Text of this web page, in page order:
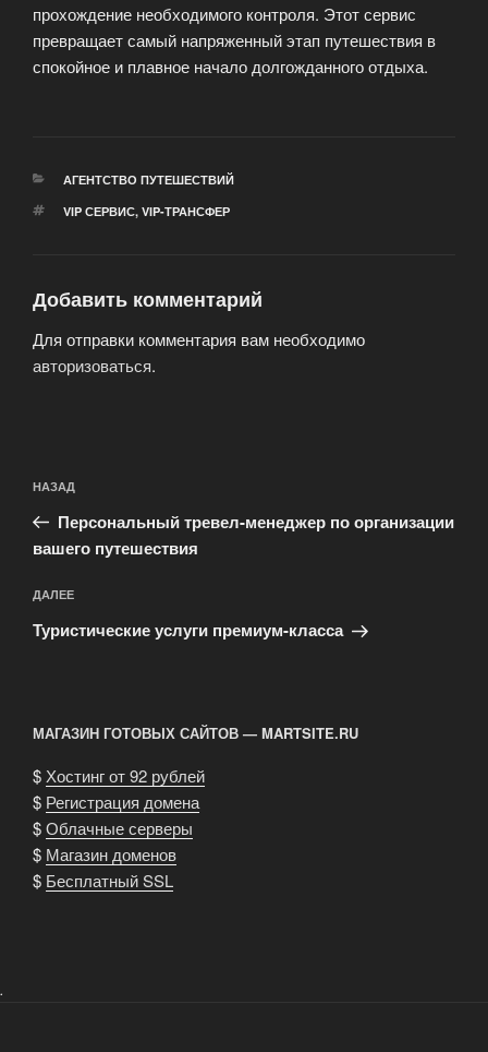
прохождение необходимого контроля. Этот сервис
превращает самый напряженный этап путешествия в
спокойное и плавное начало долгожданного отдыха.
РУБРИКИ
АГЕНТСТВО ПУТЕШЕСТВИЙ
МЕТКИ
VIP СЕРВИС, VIP-ТРАНСФЕР
Добавить комментарий
Для отправки комментария вам необходимо
авторизоваться.
по
записям
Предыдущая
запись:
НАЗАД
Персональный тревел-менеджер по организации
вашего путешествия
Следующая
запись
ДАЛЕЕ
Туристические услуги премиум-класса
МАГАЗИН ГОТОВЫХ САЙТОВ — MARTSITE.RU
$ Хостинг от 92 рублей
$ Регистрация домена
$Облачные серверы
$ Магазин доменов
$ Бесплатный SSL
.